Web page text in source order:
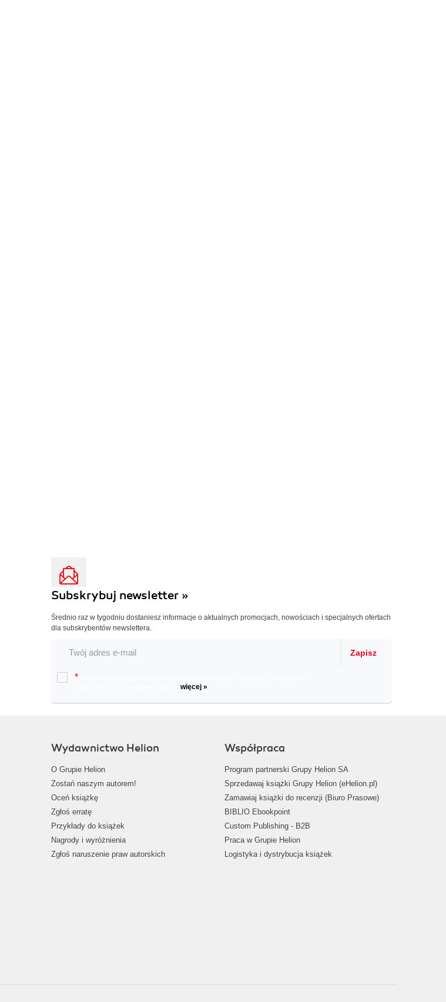
Subskrybuj newsletter »
Średnio raz w tygodniu dostaniesz informacje o aktualnych promocjach, nowościach i specjalnych ofertach
dla subskrybentów newslettera.
Zapisz
*
więcej »
Wydawnictwo Helion
O Grupie Helion
Zostań naszym autorem!
Oceń książkę
Zgłoś erratę
Przykłady do książek
Nagrody i wyróżnienia
Zgłoś naruszenie praw autorskich
Współpraca
Program partnerski Grupy Helion SA
Sprzedawaj książki Grupy Helion (eHelion.pl)
Zamawiaj książki do recenzji (Biuro Prasowe)
BIBLIO Ebookpoint
Custom Publishing - B2B
Praca w Grupie Helion
Logistyka i dystrybucja książek